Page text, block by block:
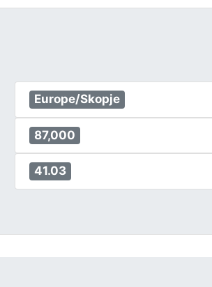
Europe/Skopje
87,000
41.03